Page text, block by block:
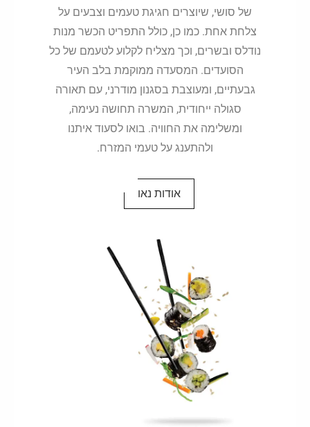
של סושי, שיוצרים חגיגת טעמים וצבעים על
צלחת אחת. כמו כן, כולל התפריט הכשר מנות
נודלס ובשרים, וכך מצליח לקלוע לטעמם של כל
הסועדים. המסעדה ממוקמת בלב העיר
גבעתיים, ומעוצבת בסגנון מודרני, עם תאורה
סגולה ייחודית, המשרה תחושה נעימה,
ומשלימה את החוויה. בואו לסעוד איתנו
ולהתענג על טעמי המזרח.
אודות נאו